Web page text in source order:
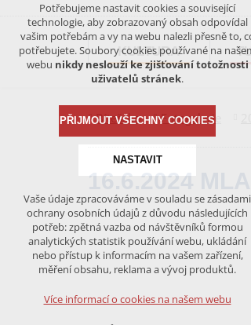
KULTURA
Bítešsko Fotogalerie
16.6.2024
Potřebujeme nastavit cookies a související
technologie, aby zobrazovaný obsah odpovídal
vašim potřebám a vy na webu nalezli přesně to,
potřebujete. Soubory cookies používané na
webu nikdy neslouží ke zjišťování totožnosti
uživatelů stránek.
PŘIJMOUT VŠECHNY COOKIES
NASTAVIT
Technická cookies
nutná pro provozování webu
udržení kontextu stránek (session):
případná přihlášení, volby jazyka, apod.
analytická pro anonymizované
vyhodnocení návštěvnosti
marketingová cookies (Google)
Vaše údaje zpracováváme v souladu se zásadami
ochrany osobních údajů z důvodu následujících
potřeb: zpětná vazba od návštěvníků formou
analytických statistik používání webu, ukládání
nebo přístup k informacím na vašem zařízení,
měření obsahu, reklama a vývoj produktů.
Více informací o cookies na našem webu